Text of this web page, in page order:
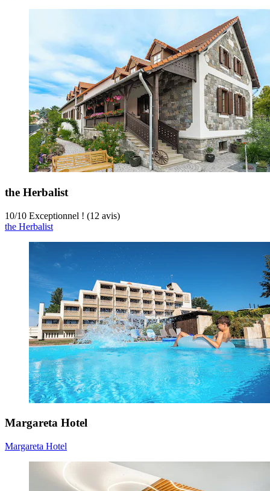
the Herbalist
10/10 Exceptionnel ! (12 avis)
the Herbalist
Margareta Hotel
Margareta Hotel